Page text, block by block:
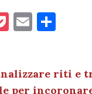
P
k
E
l di
riti e
per